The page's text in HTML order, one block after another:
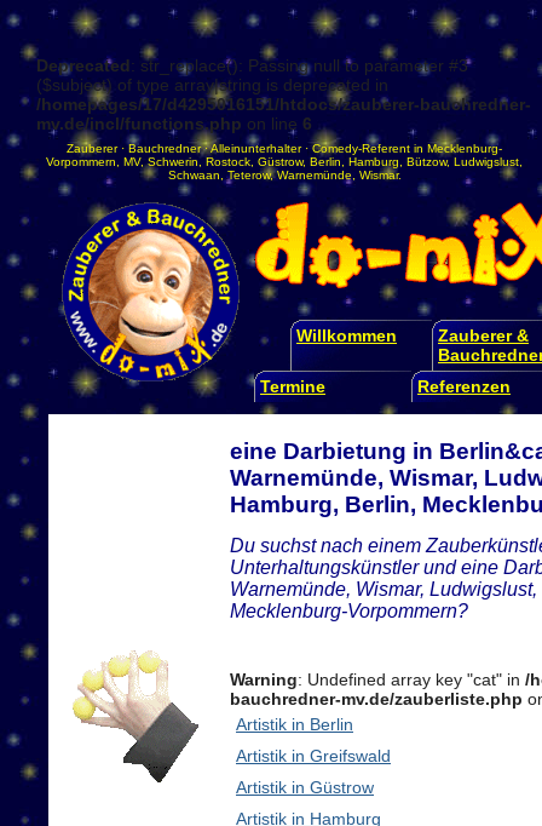
Deprecated: str_replace(): Passing null to parameter #3
($subject) of type array|string is deprecated in
/homepages/17/d4295016151/htdocs/zauberer-bauchredner-
mv.de/incl/functions.php on line 6
Zauberer·Bauchredner·Alleinunterhalter· Comedy-Referent in Mecklenburg-
Vorpommern
MV, Schwerin Rostock Güstrow, Berlin Hamburg Bützow, Ludwigslust
Schwaan ,Teterow,Warnemünde Wismar.
Willkommen
Zauberer &
Termine
Referenzen
eine Darbietung in
Warnemünde, Wismar,
Hamburg, Berlin,
Du suchst nach einem
Unterhaltungskünstler und eine
Warnemünde, Wismar,
Mecklenburg-Vorpommern?
Warning: Undefined array key "cat" in /
bauchredner-mv.de/zauberliste.php
Artistik in Berlin
Artistik in Greifswald
Artistik in Güstrow
Artistik in Hamburg